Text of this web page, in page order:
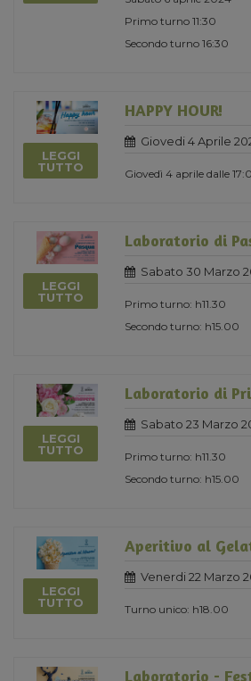
Primo turno 11:30
Secondo turno 16:30
LEGGI
TUTTO
HAPPY HOUR!
Giovedi 4 Aprile
Giovedì 4 aprile dalle
LEGGI
TUTTO
Laboratorio di
Sabato 30 Marzo
Primo turno: h11.30
Secondo turno: h15.00
LEGGI
TUTTO
Laboratorio di
Sabato 23 Marzo
Primo turno: h11.30
Secondo turno: h15.00
LEGGI
TUTTO
Aperitivo al
Venerdi 22 Marzo
Turno unico: h18.00
Laboratorio -